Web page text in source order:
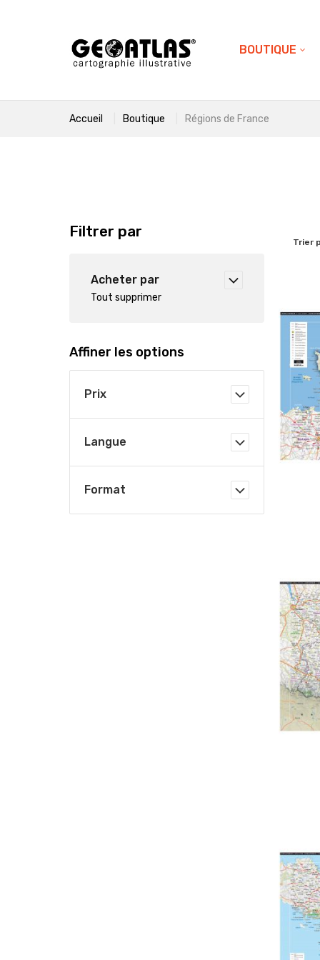
BOUTIQUE
Accueil Boutique Régions de France
Trier
Filtrer par
Acheter par
Tout supprimer
Affiner les options
Prix
Langue
Format